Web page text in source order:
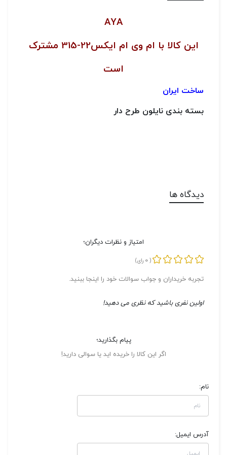
AYA
این کالا با ام وی ام ایکس22-315 مشترک
است
ساخت ایران
بسته بندی نایلون طرح دار
دیدگاه ها
امتیاز و نظرات دیگران؛
(
0 رای)
تجربه خریداران و جواب سوالات خود را اینجا ببنید.
اولین نفری باشید که نظری می دهید!
پیام بگذارید؛
اگر این کالا را خریده اید یا سوالی دارید!
نام:
آدرس ایمیل: